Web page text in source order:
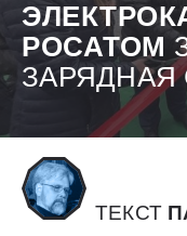
РОСАТОМ
ЗАРЯДНАЯ
ТЕКСТ